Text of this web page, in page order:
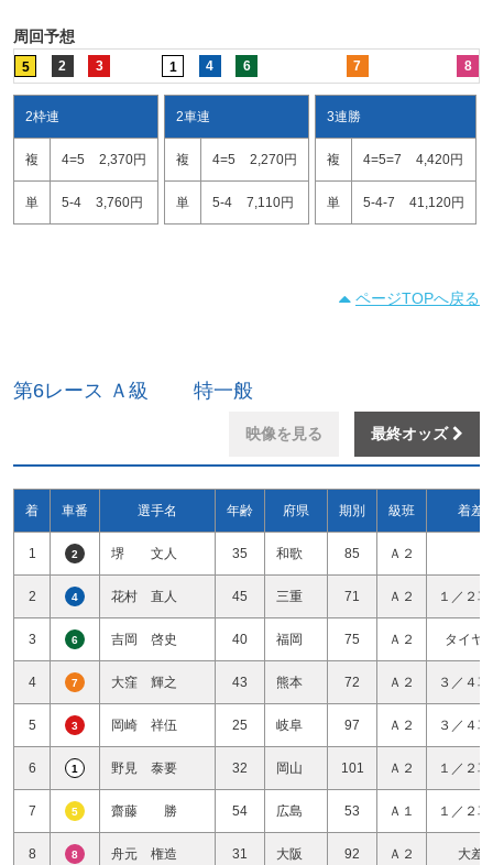
周回予想
5 2 3 1 4 6 7 8
2枠連
複 4=5 2,370円
単 5-4 3,760円
2車連
複 4=5 2,270円
単 5-4 7,110円
3連勝
複 4=5=7 4,420円
単 5-4-7 41,120円
ページTOPへ戻る
第6レース Ａ級 特一般
映像を見る 最終オッズ
着 車番 選手名 年齢 府県 期別 級班 着差
1 2 堺 文人 35 和歌 85 Ａ２
2 4 花村 直人 45 三重 71 Ａ２ １／２
3 6 吉岡 啓史 40 福岡 75 Ａ２ タイヤ
4 7 大窪 輝之 43 熊本 72 Ａ２ ３／４
5 3 岡崎 祥伍 25 岐阜 97 Ａ２ ３／４
6 1 野見 泰要 32 岡山 101 Ａ２ １／２
7 5 齋藤 勝 54 広島 53 Ａ１ １／２
8 8 舟元 権造 31 大阪 92 Ａ２ 大差